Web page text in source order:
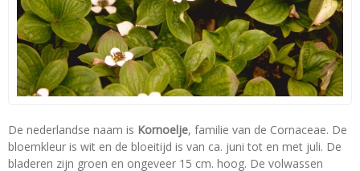
De nederlandse naam is Kornoelje, familie van de Cornaceae. De
bloemkleur is wit en de bloeitijd is van ca. juni tot en met juli. De
bladeren zijn groen en ongeveer 15 cm. hoog. De volwassen